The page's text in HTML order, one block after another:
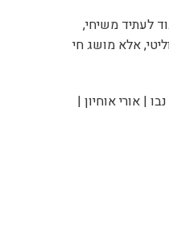
לעתיד משיחי,
אלא מושג חי
| אורי אוחיון |